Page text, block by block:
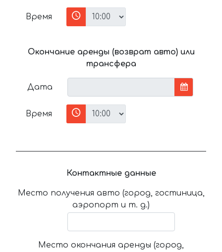
Время
Окончание аренды (возврат авто) или
трансфера
Дата
Время
Контактные данные
Место получения авто (город, гостиница,
аэропорт и т. д.)
Место окончания аренды (город,